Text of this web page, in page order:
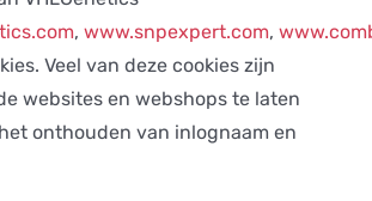
, www.snpexpert.com,
Veel van deze cookies zijn
websites en webshops te laten
onthouden van inlognaam en